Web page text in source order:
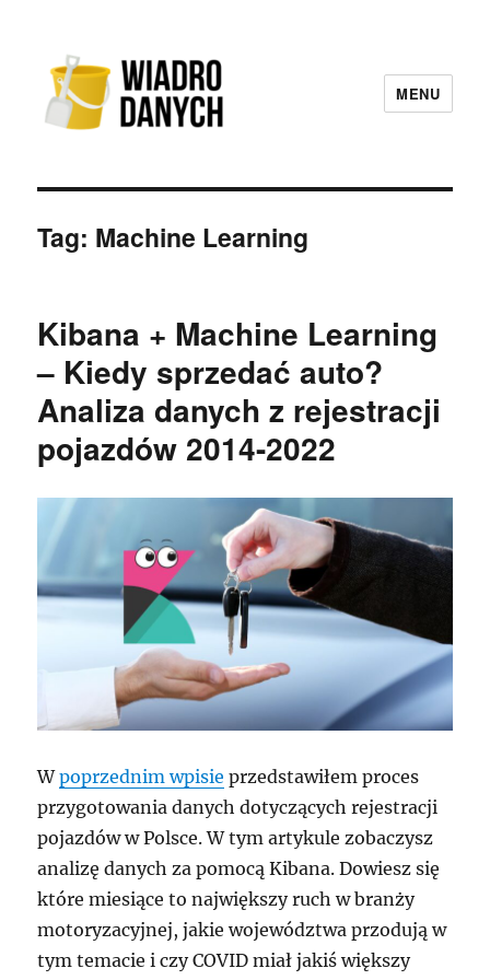
MENU
Tag: Machine Learning
Kibana + Machine Learning
– Kiedy sprzedać auto?
Analiza danych z rejestracji
pojazdów 2014-2022
Wpoprzednim wpisie przedstawiłem proces
przygotowania danych dotyczących rejestracji
pojazdów w Polsce. W tym artykule zobaczysz
analizę danych za pomocą Kibana. Dowiesz się
które miesiące to największy ruch w branży
motoryzacyjnej, jakie województwa przodują w
tym temacie i czy COVID miał jakiś większy